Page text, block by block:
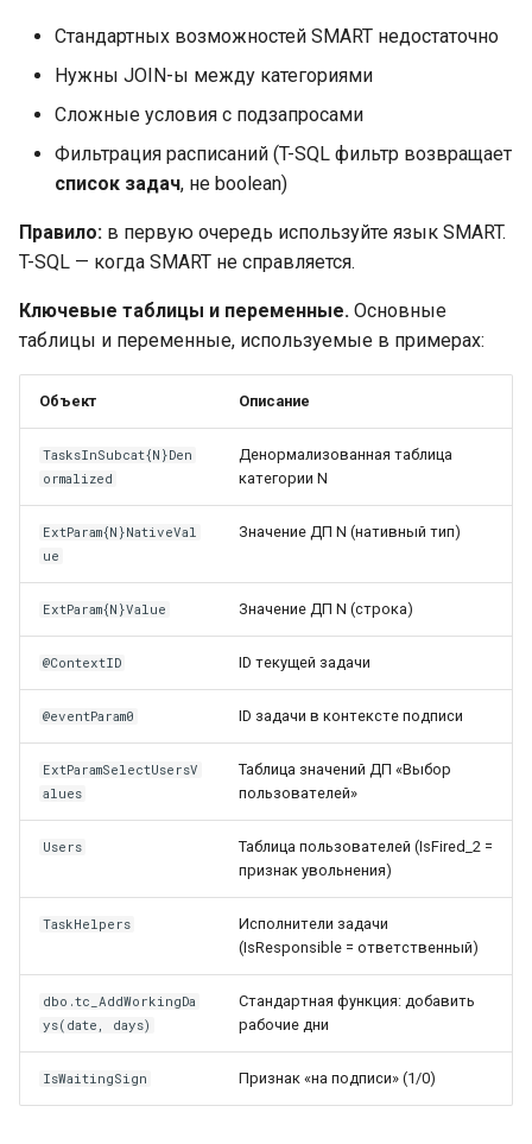
Стандартных возможностей SMART недостаточно
Нужны JOIN-ы между категориями
Сложные условия с подзапросами
Фильтрация расписаний (T-SQL фильтр возвращает
список задач, не boolean)
Правило: в первую очередь используйте язык SMART.
T-SQL — когда SMART не справляется.
Ключевые таблицы и переменные. Основные
таблицы и переменные, используемые в примерах:
Объект Описание
TasksInSubcat{N}Den
ormalized
Денормализованная таблица
категории N
ExtParam{N}NativeVal
ue
Значение ДП N (нативный тип)
ExtParam{N}Value Значение ДП N (строка)
@ContextID ID текущей задачи
@eventParam0 ID задачи в контексте подписи
ExtParamSelectUsersV
alues
Таблица значений ДП «Выбор
пользователей»
Users
Таблица пользователей (IsFired_2 =
признак увольнения)
TaskHelpers
Исполнители задачи
(IsResponsible = ответственный)
dbo.tc_AddWorkingDa
ys(date, days)
Стандартная функция: добавить
рабочие дни
IsWaitingSign Признак «на подписи» (1/0)